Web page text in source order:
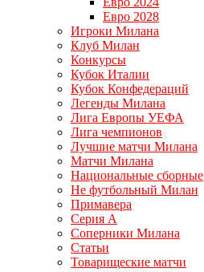
Евро 2028
Игроки Милана
Клуб Милан
Конкурсы
Кубок Италии
Кубок Конфедераций
Легенды Милана
Лига Европы УЕФА
Лига чемпионов
Лучшие матчи Милана
Матчи Милана
Национальные сборные
Не футбольный Милан
Примавера
Серия А
Соперники Милана
Статьи
Товарищеские матчи